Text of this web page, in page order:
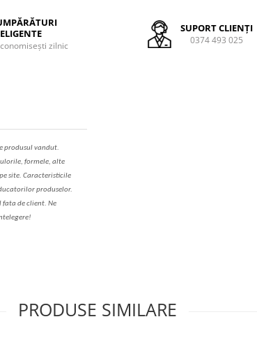
zilnic
SUPORT CLIENȚI
0374 493 025
produsul vandut.
formele, alte
site. Caracteristicile
atorilor produselor.
fata de client. Ne
elegere!
PRODUSE SIMILARE